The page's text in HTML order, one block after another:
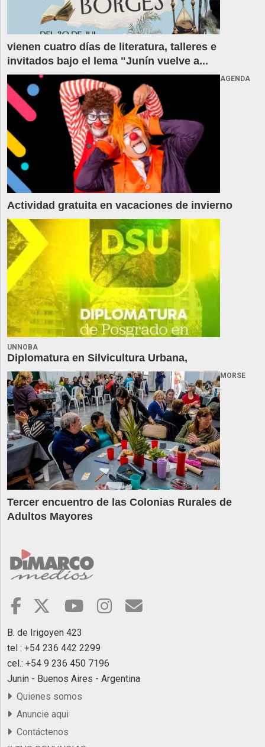
vienen cuatro días de literatura, talleres e
invitados bajo el lema "Junín vuelve a...
AGENDA
Actividad gratuita en vacaciones de invierno
UNNOBA
Diplomatura en Silvicultura Urbana,
MORSE
Tercer encuentro de las Colonias Rurales de
Adultos Mayores
B. de Irigoyen 423
tel : +54 236 442 2299
cel.: +54 9 236 450 7196
Junin - Buenos Aires - Argentina
Quienes somos
Anuncie aqui
Contáctenos